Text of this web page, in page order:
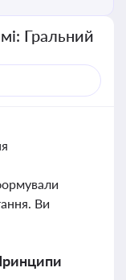
Гральний
Ви